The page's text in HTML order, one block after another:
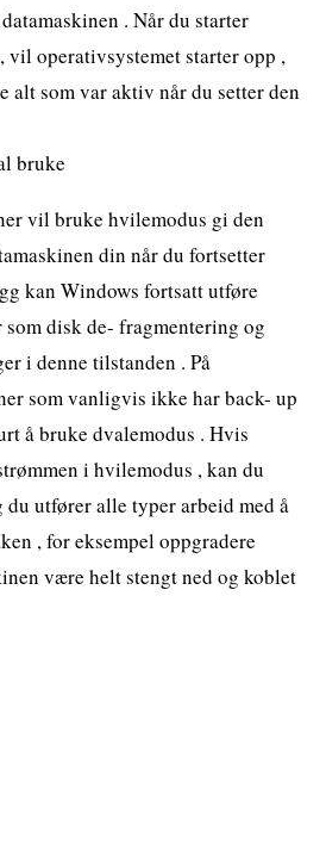
. Når du starter
vil operativsystemet starter opp ,
alt som var aktiv når du setter den
bruke
vil bruke hvilemodus gi den
din når du fortsetter
kan Windows fortsatt utføre
disk de- fragmentering og
i denne tilstanden . På
som vanligvis ikke har back- up
å bruke dvalemodus . Hvis
i hvilemodus , kan du
du utfører alle typer arbeid med å
, for eksempel oppgradere
være helt stengt ned og koblet